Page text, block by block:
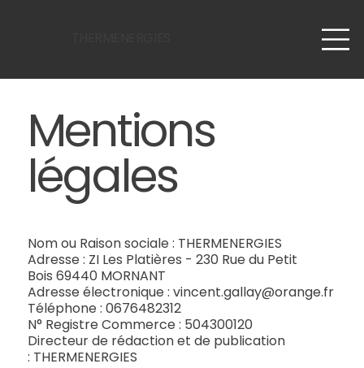
Mentions
légales
Nom ou Raison sociale : THERMENERGIES
Adresse : ZI Les Platières - 230 Rue du Petit
Bois 69440 MORNANT
Adresse électronique : vincent.gallay@orange.fr
Téléphone : 0676482312
N° Registre Commerce : 504300120
Directeur de rédaction et de publication
: THERMENERGIES